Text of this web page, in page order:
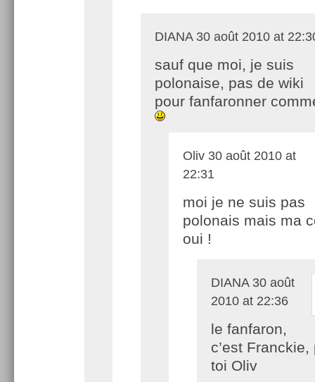
DIANA30 août 2010 at
sauf que moi, je suis
polonaise, pas de wiki
pour fanfaronner
Oliv 30 août 2010 at
22:31
moi je ne suis pas
polonais mais ma
oui !
DIANA30 août
2010 at 22:36
le fanfaron,
c’est Franckie,
toi Oliv